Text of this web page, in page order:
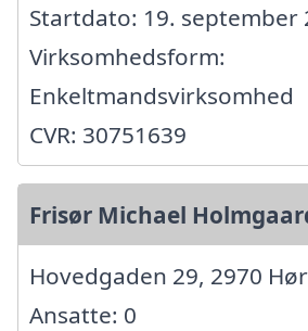
Startdato: 19. september
Virksomhedsform:
Enkeltmandsvirksomhed
CVR: 30751639
Frisør Michael
Hovedgaden 29, 2970
Ansatte: 0